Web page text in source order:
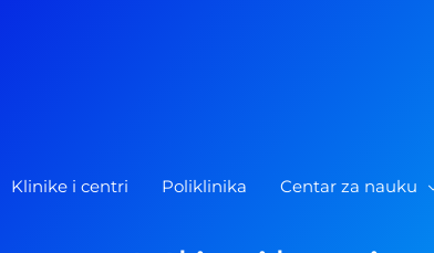
Klinike i centri Poliklinika Centar za nauku